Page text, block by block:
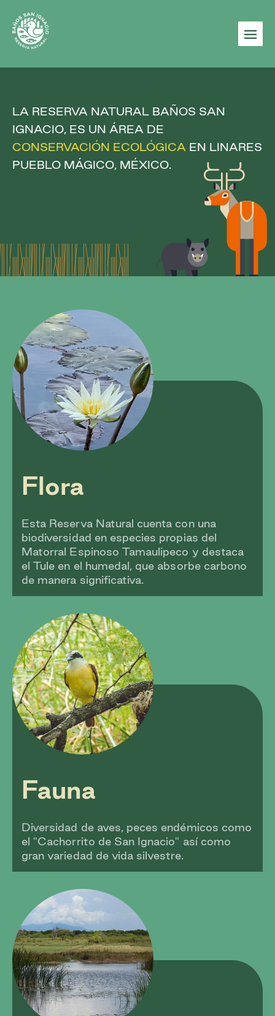
|||
LA RESERVA NATURAL BAÑOS SAN
IGNACIO, ES UN ÁREA DE
CONSERVACIÓN ECOLÓGICA EN LINARES
PUEBLO MÁGICO, MÉXICO.
Flora
Esta Reserva Natural cuenta con una
biodiversidad en especies propias del
Matorral Espinoso Tamaulipeco y destaca
el Tule en el humedal, que absorbe carbono
de manera significativa.
Fauna
Diversidad de aves, peces endémicos como
el "Cachorrito de San Ignacio" así como
gran variedad de vida silvestre.